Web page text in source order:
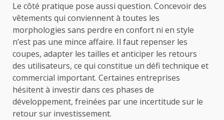
Le côté pratique pose aussi question. Concevoir des
vêtements qui conviennent à toutes les
morphologies sans perdre en confort ni en style
n’est pas une mince affaire. Il faut repenser les
coupes, adapter les tailles et anticiper les retours
des utilisateurs, ce qui constitue un défi technique et
commercial important. Certaines entreprises
hésitent à investir dans ces phases de
développement, freinées par une incertitude sur le
retour sur investissement.